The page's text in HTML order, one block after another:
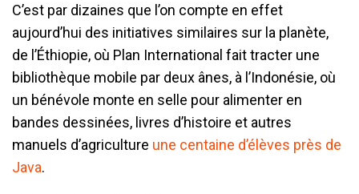
C’est par dizaines que l’on compte en effet
aujourd’hui des initiatives similaires sur la planète,
de l’Éthiopie, où Plan International fait tracter une
bibliothèque mobile par deux ânes, à l’Indonésie, où
un bénévole monte en selle pour alimenter en
bandes dessinées, livres d’histoire et autres
manuels d’agriculture une centaine d’élèves près de
Java.